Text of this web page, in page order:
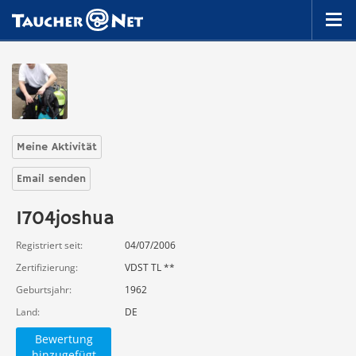
Meine Aktivität
Email senden
1704joshua
Registriert seit
04/07/2006
Zertifizierung
VDST TL **
Geburtsjahr
1962
Land
DE
Bewertung